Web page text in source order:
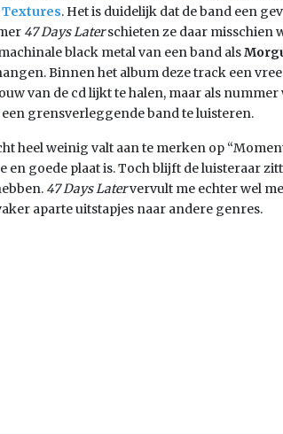
Textures. Het is duidelijk dat de band een
47 Days Laterschieten ze daar misschien
black metal van een band als
Binnen het album deze track een
van de cd lijkt te halen, maar als nummer
grensverleggende band te luisteren.
heel weinig valt aan te merken op
en goede plaat is. Toch blijft de luisteraar
47 Days Latervervult me echter wel
aparte uitstapjes naar andere genres.